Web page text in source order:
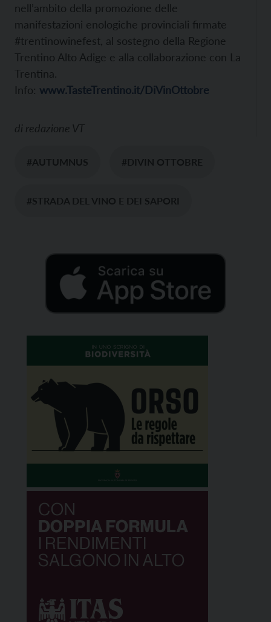
nell’ambito della promozione delle
manifestazioni enologiche provinciali firmate
#trentinowinefest, al sostegno della Regione
Trentino Alto Adige e alla collaborazione con La
Trentina.
Info: www.TasteTrentino.it/DiVinOttobre
di redazione VT
#AUTUMNUS #DIVIN OTTOBRE
#STRADA DEL VINO E DEI SAPORI